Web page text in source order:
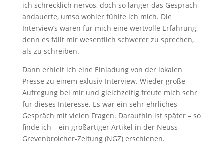
ich schrecklich nervös, doch so länger das Gespräch
andauerte, umso wohler fühlte ich mich. Die
Interview’s waren für mich eine wertvolle Erfahrung,
denn es fällt mir wesentlich schwerer zu sprechen,
als zu schreiben.
Dann erhielt ich eine Einladung von der lokalen
Presse zu einem exlusiv-Interview. Wieder große
Aufregung bei mir und gleichzeitig freute mich sehr
für dieses Interesse. Es war ein sehr ehrliches
Gespräch mit vielen Fragen. Daraufhin ist später – so
finde ich – ein großartiger Artikel in der Neuss-
Grevenbroicher-Zeitung (NGZ) erschienen.